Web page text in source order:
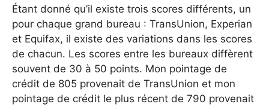
Étant donné qu’il existe trois scores différents, un
pour chaque grand bureau : TransUnion, Experian
et Equifax, il existe des variations dans les scores
de chacun. Les scores entre les bureaux diffèrent
souvent de 30 à 50 points. Mon pointage de
crédit de 805 provenait de TransUnion et mon
pointage de crédit le plus récent de 790 provenait